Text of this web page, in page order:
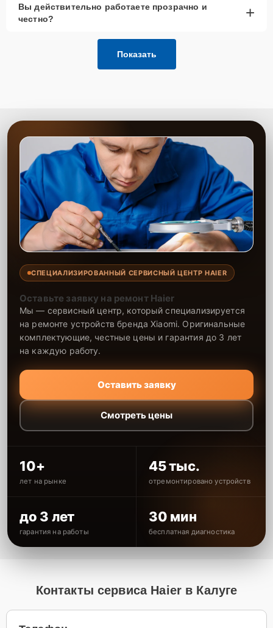
Вы действительно работаете прозрачно и
честно?
+
Показать
СПЕЦИАЛИЗИРОВАННЫЙ СЕРВИСНЫЙ ЦЕНТР HAIER
Оставьте заявку на ремонт Haier
Мы — сервисный центр, который специализируется
на ремонте устройств бренда Xiaomi. Оригинальные
комплектующие, честные цены и гарантия до 3 лет
на каждую работу.
Оставить заявку
Смотреть цены
10+
лет на рынке
45 тыс.
отремонтировано устройств
до 3 лет
гарантия на работы
30 мин
бесплатная диагностика
Контакты сервиса Haier в Калуге